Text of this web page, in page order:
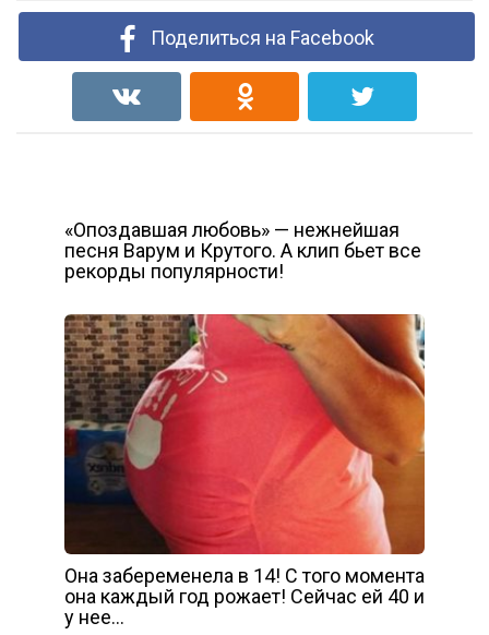
Поделиться на Facebook
«Опоздавшая любовь» — нежнейшая
песня Варум и Крутого. А клип бьет все
рекорды популярности!
Она забеременела в 14! С того момента
она каждый год рожает! Сейчас ей 40 и
у нее…